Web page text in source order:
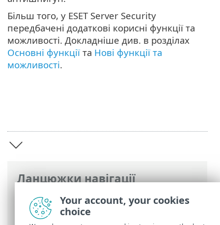
Ланцюжки навігації
Інтерактивна довідка ESET>ESET Server
Security >Огляд
Більш того, у ESET Server Security
передбачені додаткові корисні функції та
можливості. Докладніше див. в розділах
Основні функції та Нові функції та
можливості.
Your account, your cookies
choice